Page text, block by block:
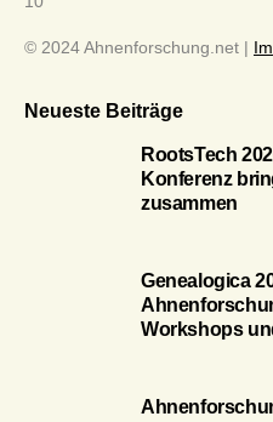
© 2024 Ahnenforschung.net |
Neueste Beiträge
RootsTech
Konferenz
zusammen
Genealogica
Workshops